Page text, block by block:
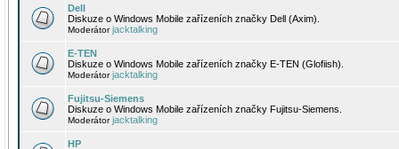
Dell
Diskuze o Windows Mobile zařízeních značky Dell (Axim).
Moderátorjacktalking
E-TEN
Diskuze o Windows Mobile zařízeních značky E-TEN (Glofiish).
Moderátorjacktalking
Fujitsu-Siemens
Diskuze o Windows Mobile zařízeních značky Fujitsu-Siemens.
Moderátorjacktalking
HP